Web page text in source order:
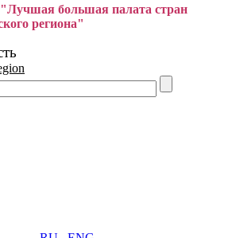
"Лучшая большая палата стран
региона"